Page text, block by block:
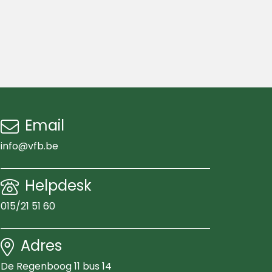
Email
info@vfb.be
Helpdesk
015/21 51 60
Adres
De Regenboog 11 bus 14